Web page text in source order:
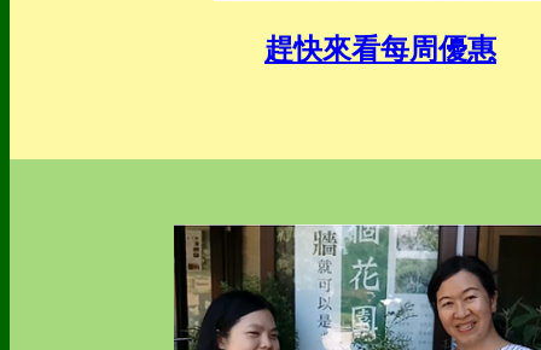
趕快來看每周優惠